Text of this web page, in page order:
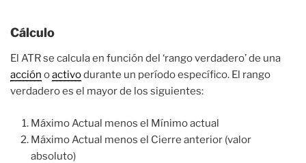
Cálculo
El ATR se calcula en función del ‘rango verdadero’ de una
acción oactivodurante un período específico. El rango
verdadero es el mayor de los siguientes:
Máximo Actual menos el Mínimo actual
Máximo Actual menos el Cierre anterior (valor
absoluto)